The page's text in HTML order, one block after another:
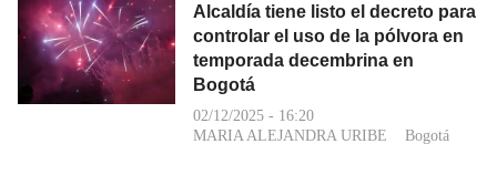
Alcaldía tiene listo el decreto para
controlar el uso de la pólvora en
temporada decembrina en
Bogotá
02/12/2025 - 16:20
MARIA ALEJANDRA URIBE
Bogotá